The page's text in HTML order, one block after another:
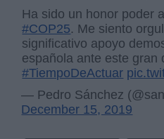
Ha sido un honor poder
#COP25. Me siento
significativo apoyo
española ante este gran
#TiempoDeActuar
— Pedro Sánchez
December 15, 2019